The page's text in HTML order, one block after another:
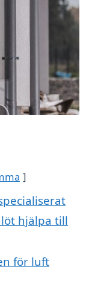
hjälpa till
för luft